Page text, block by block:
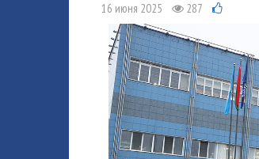
16 июня 2025 287